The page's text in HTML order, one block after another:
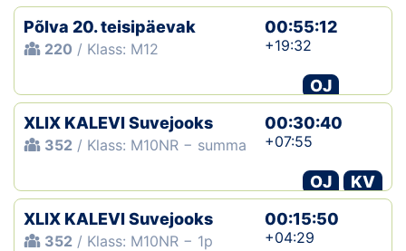
Põlva 20. teisipäevak
220 / Klass: M12
00:55:12
+19:32
OJ
XLIX KALEVI Suvejooks
352 / Klass: M10NR − summa
00:30:40
+07:55
OJ
KV
XLIX KALEVI Suvejooks
352 / Klass: M10NR − 1p
00:15:50
+04:29